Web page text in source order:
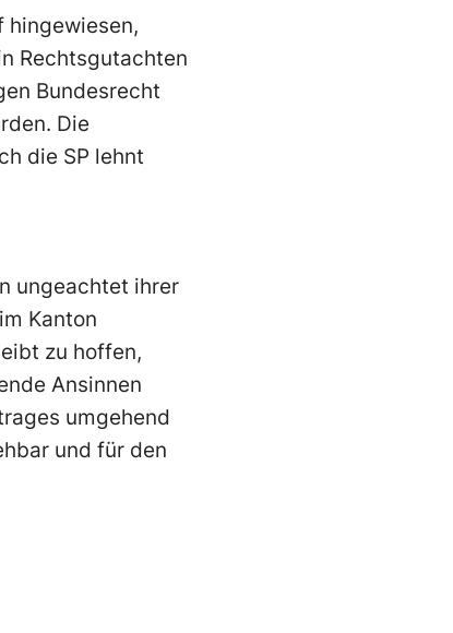
hingewiesen,
Rechtsgutachten
Bundesrecht
Die
die SP lehnt
ungeachtet ihrer
Kanton
zu hoffen,
Ansinnen
umgehend
und für den